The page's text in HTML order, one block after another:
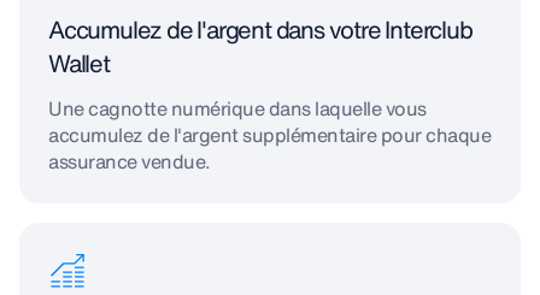
Accumulez de l'argent dans votre Interclub
Wallet
Une cagnotte numérique dans laquelle vous
accumulez de l'argent supplémentaire pour chaque
assurance vendue.